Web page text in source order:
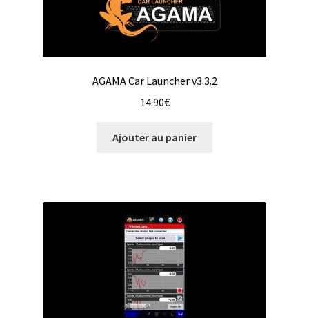
AGAMA Car Launcher v3.3.2
14.90€
Ajouter au panier